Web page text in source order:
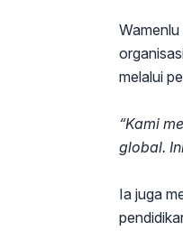
melalui
“Kami
global.
Ia juga